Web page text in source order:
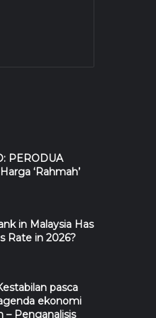
PERODUA
‘Rahmah’
in Malaysia Has
Rate in 2026?
pasca
ekonomi
– Penganalisis